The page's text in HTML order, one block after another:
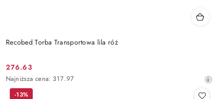
Recobed Torba Transportowa lila róż
Cena
promocyjna:
276.63
Najniższa
cena
Najniższa cena: 317.97
-13%